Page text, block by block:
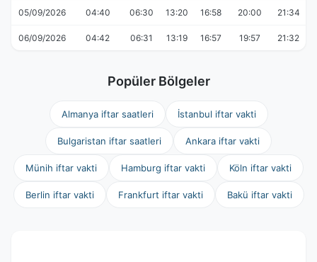
05/09/2026 04:40 06:30 13:20 16:58 20:00 21:34
06/09/2026 04:42 06:31 13:19 16:57 19:57 21:32
Popüler Bölgeler
Almanya iftar saatleri İstanbul iftar vakti
Bulgaristan iftar saatleri Ankara iftar vakti
Münih iftar vakti Hamburg iftar vakti Köln iftar vakti
Berlin iftar vakti Frankfurt iftar vakti Bakü iftar vakti